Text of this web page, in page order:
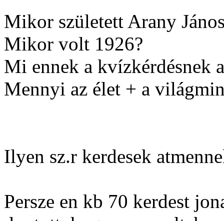
Mikor született Arany
Mikor volt 1926?
Mi ennek a kvízkérdésnek
Mennyi az élet + a
Ilyen sz.r kerdesek
Persze en kb 70 kerdest